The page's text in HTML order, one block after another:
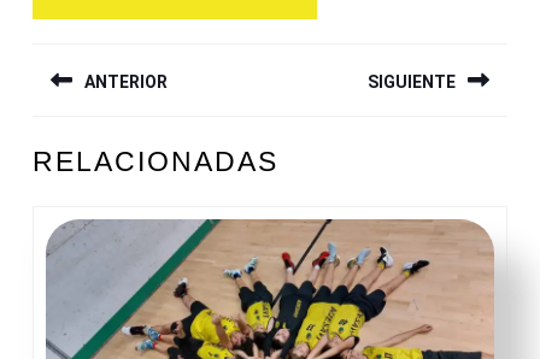
DE
ANTERIOR
anterior:
SIGUIENTE
entrada:
RELACIONADAS